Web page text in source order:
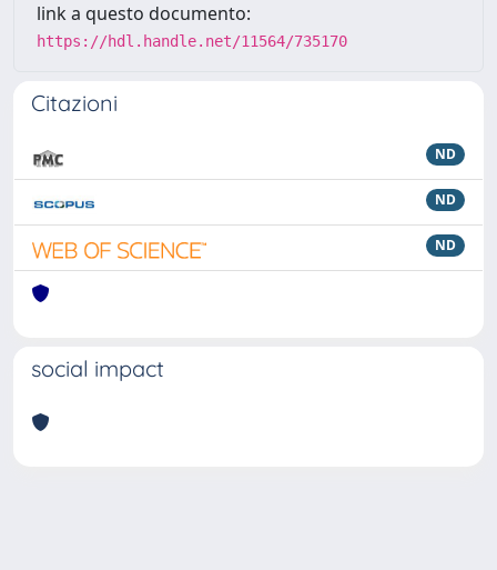
link a questo documento:
https://hdl.handle.net/11564/735170
Citazioni
ND
ND
ND
social impact